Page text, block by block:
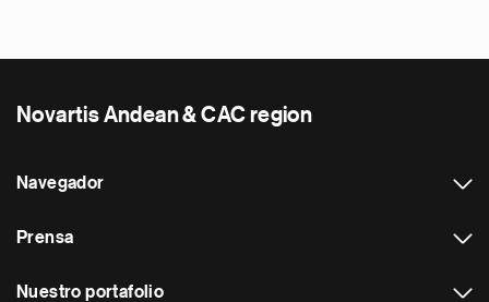
Novartis Andean & CAC region
Navegador
Prensa
Nuestro portafolio